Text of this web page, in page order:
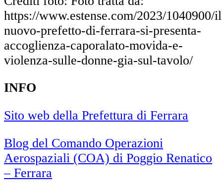
https://www.estense.com/2023/1040900/
nuovo-prefetto-di-ferrara-si-presenta-
accoglienza-caporalato-movida-e-
violenza-sulle-donne-gia-sul-tavolo/
INFO
Sito web della Prefettura di Ferrara
Blog del Comando Operazioni
Aerospaziali (COA) di Poggio Renatico
– Ferrara